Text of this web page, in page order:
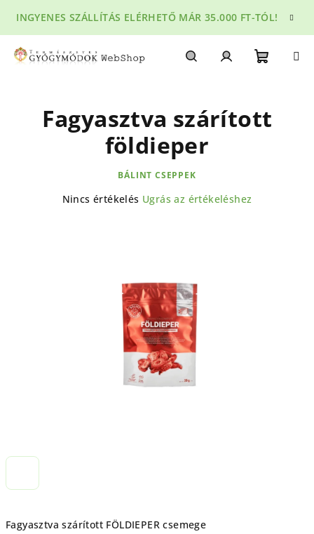
fő
tartalomhoz
INGYENES SZÁLLÍTÁS ELÉRHETŐ MÁR 35.000 FT-TÓL!
Fagyasztva szárított FÖLDIEPER csemege
Fagyasztva szárított
földieper
BÁLINT CSEPPEK
A
Nincs értékelés Ugrás az értékeléshez